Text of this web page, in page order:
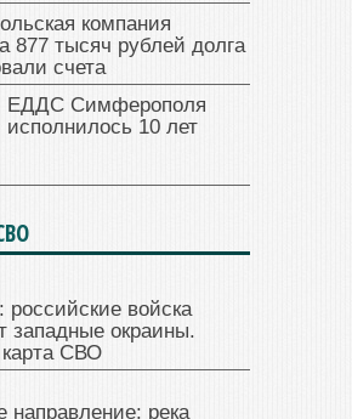
компания
877 тысяч рублей долга
счета
ЕДДС Симферополя
исполнилось 10 лет
российские войска
западные окраины.
СВО
направление: река